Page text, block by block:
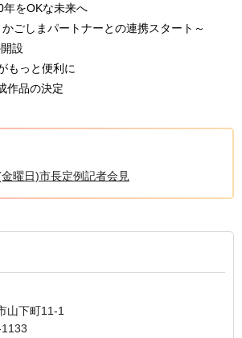
をOKな未来へ
ごしまパートナーとの連携スタート～
設
もっと便利に
作品の決定
曜日)市長定例記者会見
山下町11-1